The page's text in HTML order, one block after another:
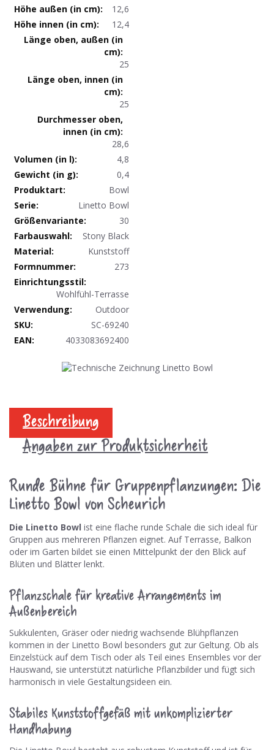
12,6
12,4
25
25
28,6
4,8
0,4
Produktdaten
Bowl
Linetto Bowl
30
Stony Black
Kunststoff
273
Wohlfühl-Terrasse
Outdoor
SC-69240
4033083692400
Beschreibung
Angaben zur Produktsicherheit
Runde Bühne für Gruppenpflanzungen: Die
Linetto Bowl von Scheurich
Die Linetto Bowl ist eine flache runde Schale die sich ideal für
Gruppen aus mehreren Pflanzen eignet. Auf Terrasse, Balkon
oder im Garten bildet sie einen Mittelpunkt der den Blick auf
Blüten und Blätter lenkt.
Pflanzschale für kreative Arrangements im
Außenbereich
Sukkulenten, Gräser oder niedrig wachsende Blühpflanzen
kommen in der Linetto Bowl besonders gut zur Geltung. Ob als
Einzelstück auf dem Tisch oder als Teil eines Ensembles vor der
Hauswand, sie unterstützt natürliche Pflanzbilder und fügt sich
harmonisch in viele Gestaltungsideen ein.
Stabiles Kunststoffgefäß mit unkomplizierter
Handhabung